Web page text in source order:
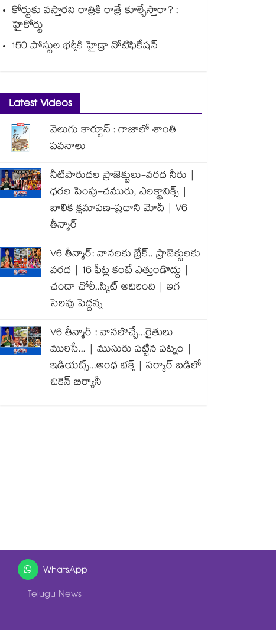
కోర్టుకు వస్తారని రాత్రికి రాత్రే కూల్చేస్తారా? :
హైకోర్టు
150 పోస్టుల భర్తీకి హైడ్రా నోటిఫికేషన్
Latest Videos
వెలుగు కార్టూన్ : గాజాలో శాంతి
పవనాలు
నీటిపారుదల ప్రాజెక్టులు-వరద నీరు |
ధరల పెంపు-చమురు, ఎలక్ట్రానిక్స్ |
బాలిక క్షమాపణ-ప్రధాని మోదీ | V6
తీన్మార్
V6 తీన్మార్: వానలకు బ్రేక్.. ప్రాజెక్టులకు
వరద | 16 ఫీట్ల కంటే ఎత్తుండొద్దు |
చందా చోరీ..స్కిట్ అదిరింది | ఇగ
సెలవు పెద్దన్న
V6 తీన్మార్ : వానలొచ్చే...రైతులు
మురిసే... | ముసురు పట్టిన పట్నం |
ఇడియట్స్...అంధ భక్త్ | సర్కార్ బడిలో
చికెన్ బిర్యానీ
WhatsApp
Telugu News